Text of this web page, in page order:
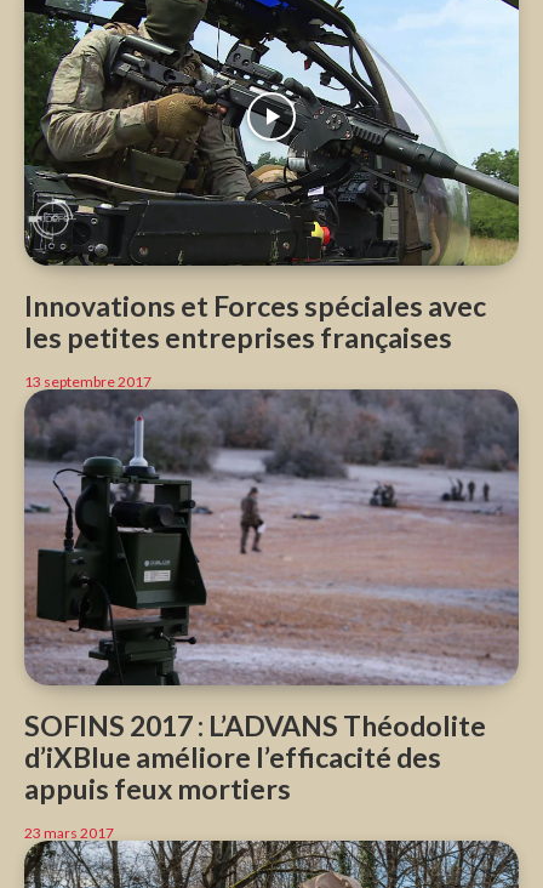
Innovations et Forces spéciales avec
les petites entreprises françaises
13 septembre 2017
SOFINS 2017 : L’ADVANS Théodolite
d’iXBlue améliore l’efficacité des
appuis feux mortiers
23 mars 2017